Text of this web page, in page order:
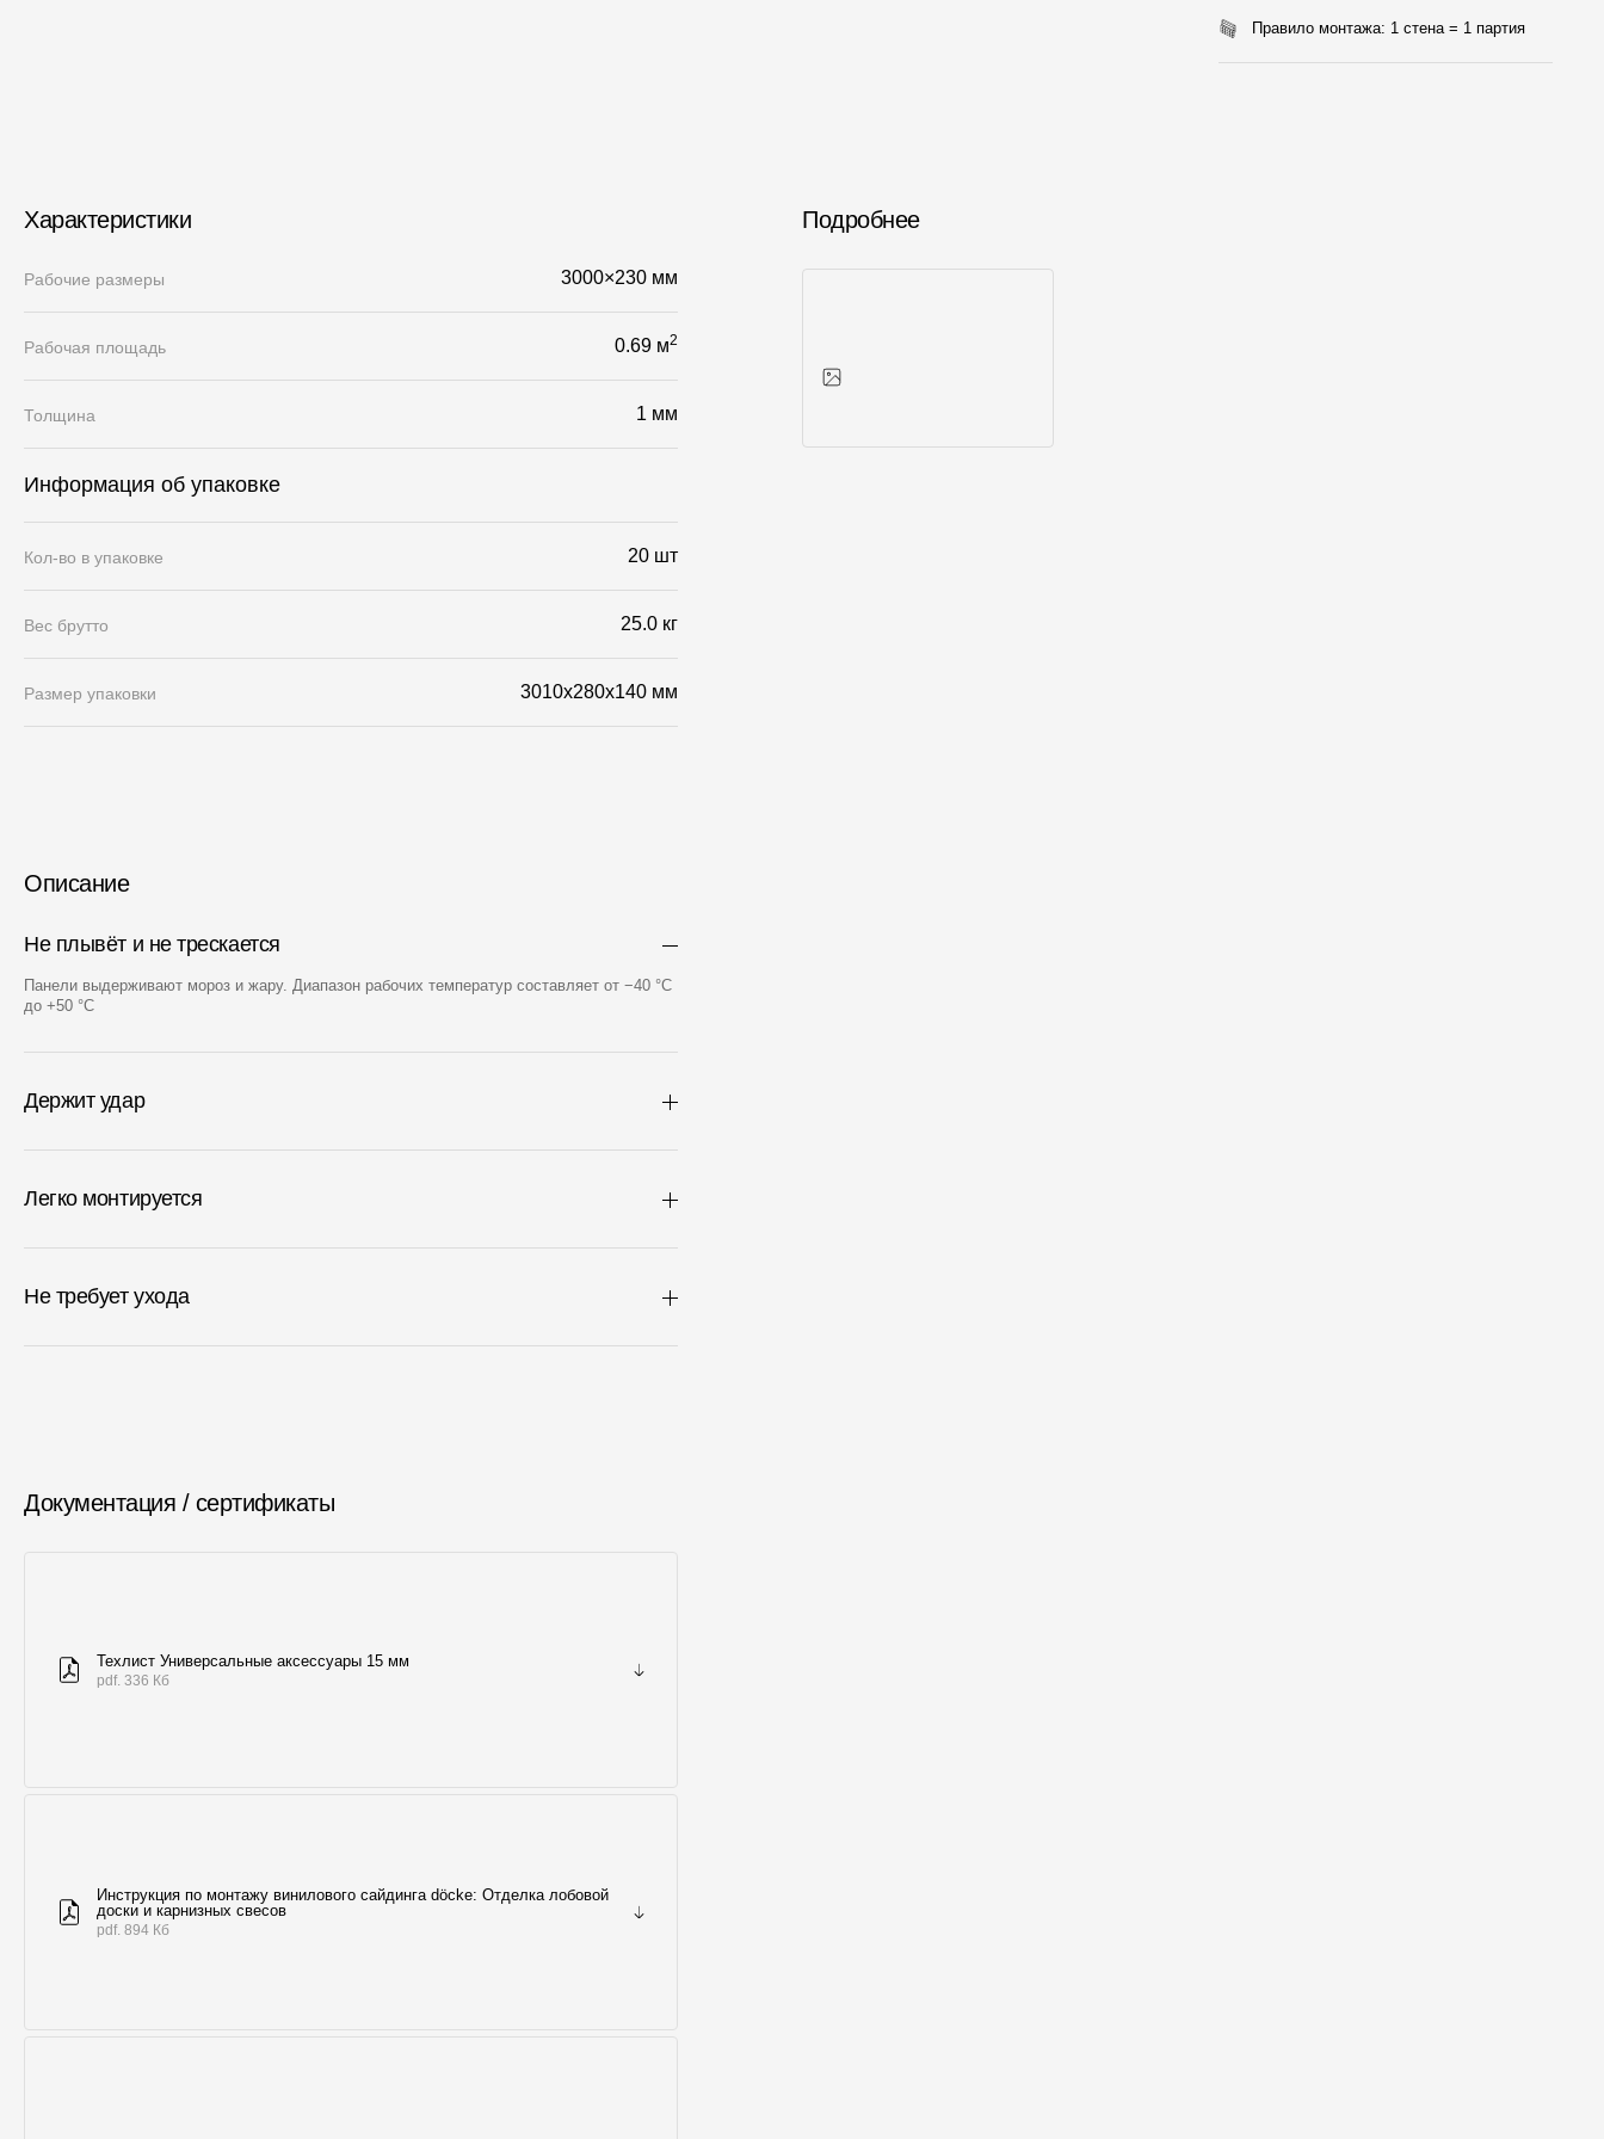
Правило монтажа: 1 стена = 1 партия
Характеристики
Рабочие размеры 3000×230 мм
Рабочая площадь 0.69 м2
Толщина 1 мм
Информация об упаковке
Кол-во в упаковке 20 шт
Вес брутто 25.0 кг
Размер упаковки 3010x280x140 мм
Описание
Не плывёт и не трескается
Панели выдерживают мороз и жару. Диапазон рабочих температур составляет от −40 °С
до +50 °С
Держит удар
Легко монтируется
Не требует ухода
Документация / сертификаты
Техлист Универсальные аксессуары 15 мм
pdf. 336 Кб
Инструкция по монтажу винилового сайдинга döcke: Отделка лобовой
доски и карнизных свесов
pdf. 894 Кб
Подробнее